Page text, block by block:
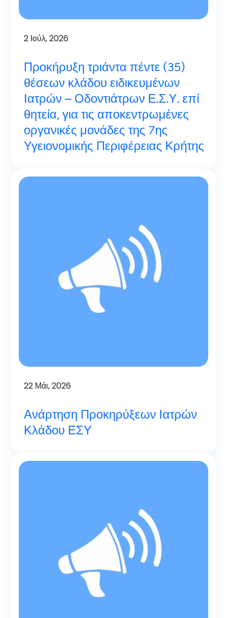
2 Ιούλ, 2026
Προκήρυξη τριάντα πέντε (35)
θέσεων κλάδου ειδικευμένων
Ιατρών – Οδοντιάτρων Ε.Σ.Υ. επί
θητεία, για τις αποκεντρωμένες
οργανικές μονάδες της 7ης
Υγειονομικής Περιφέρειας Κρήτης
22 Μάι, 2026
Ανάρτηση Προκηρύξεων Ιατρών
Κλάδου ΕΣΥ